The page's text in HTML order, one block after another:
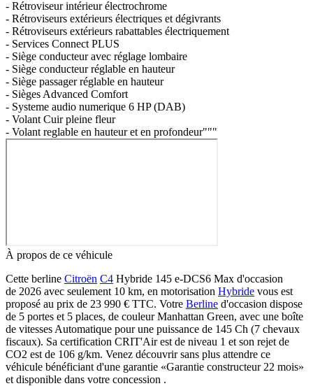
- Rétroviseur intérieur électrochrome
- Rétroviseurs extérieurs électriques et dégivrants
- Rétroviseurs extérieurs rabattables électriquement
- Services Connect PLUS
- Siège conducteur avec réglage lombaire
- Siège conducteur réglable en hauteur
- Siège passager réglable en hauteur
- Sièges Advanced Comfort
- Systeme audio numerique 6 HP (DAB)
- Volant Cuir pleine fleur
- Volant reglable en hauteur et en profondeur"""
À propos de ce véhicule
Cette berline Citroën C4 Hybride 145 e-DCS6 Max d'occasion
de 2026 avec seulement 10 km, en motorisation Hybride vous est
proposé au prix de 23 990 € TTC. Votre Berline d'occasion dispose
de 5 portes et 5 places, de couleur Manhattan Green, avec une boîte
de vitesses Automatique pour une puissance de 145 Ch (7 chevaux
fiscaux). Sa certification CRIT'Air est de niveau 1 et son rejet de
CO2 est de 106 g/km. Venez découvrir sans plus attendre ce
véhicule bénéficiant d'une garantie «Garantie constructeur 22 mois»
et disponible dans votre concession .